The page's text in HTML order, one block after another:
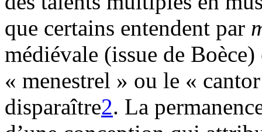
que certains entendent par
médiévale (issue de
« menestrel » ou le «
disparaître2. La